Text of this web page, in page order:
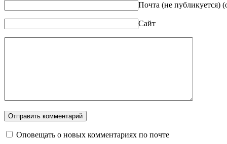
Почта (не публикуется)
Сайт
Оповещать о новых комментариях по почте